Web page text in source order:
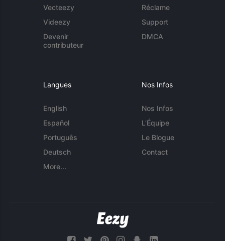
Vecteezy
Videezy
Devenir
contributeur
Réclame
Support
DMCA
Langues
English
Español
Português
Deutsch
More...
Nos Infos
Nos Infos
L'Équipe
Le Blogue
Contact